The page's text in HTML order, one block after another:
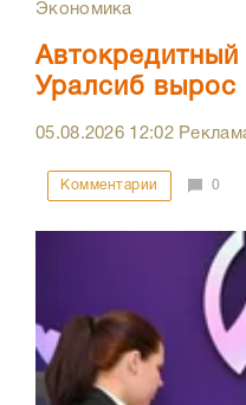
Экономика
Уралсиб вырос
05.08.2026 12:02
Комментарии 0